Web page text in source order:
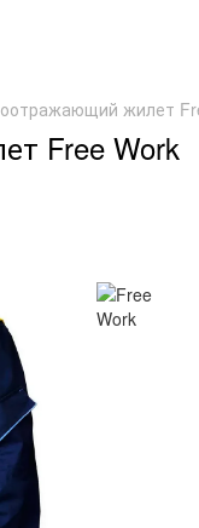
жилет
Free Work